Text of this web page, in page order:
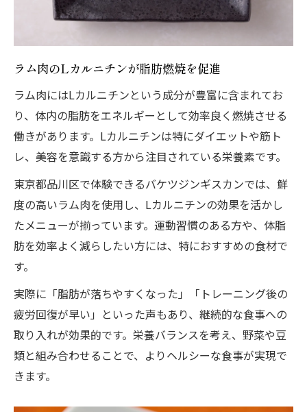
ラム肉のLカルニチンが脂肪燃焼を促進
ラム肉にはLカルニチンという成分が豊富に含まれてお
り、体内の脂肪をエネルギーとして効率良く燃焼させる
働きがあります。Lカルニチンは特にダイエットや筋ト
レ、美容を意識する方から注目されている栄養素です。
東京都品川区で体験できるバケツジンギスカンでは、鮮
度の高いラム肉を使用し、Lカルニチンの効果を活かし
たメニューが揃っています。運動習慣のある方や、体脂
肪を効率よく減らしたい方には、特におすすめの食材で
す。
実際に「脂肪が落ちやすくなった」「トレーニング後の
疲労回復が早い」といった声もあり、継続的な食事への
取り入れが効果的です。栄養バランスを考え、野菜や豆
類と組み合わせることで、よりヘルシーな食事が実現で
きます。